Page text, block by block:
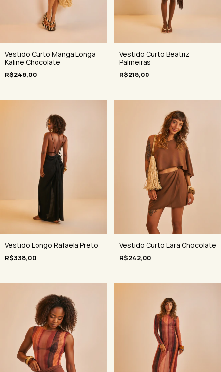
Vestido Curto Manga Longa
Kaline Chocolate
R$248,00
Vestido Curto Beatriz
Palmeiras
R$218,00
Vestido Longo Rafaela Preto
R$338,00
Vestido Curto Lara Chocolate
R$242,00